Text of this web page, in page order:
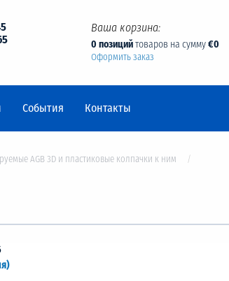
Ваша корзина:
0 позицийтоваров на сумму€0
Оформить заказ
События Контакты
AGB 3D и пластиковые колпачки к ним